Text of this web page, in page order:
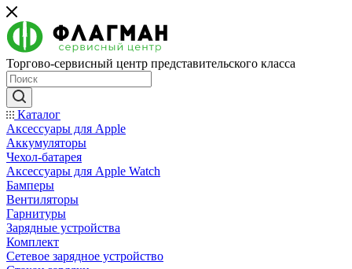
Торгово-сервисный центр представительского класса
Каталог
Аксессуары для Apple
Аккумуляторы
Чехол-батарея
Аксессуары для Apple Watch
Бамперы
Вентиляторы
Гарнитуры
Зарядные устройства
Комплект
Сетевое зарядное устройство